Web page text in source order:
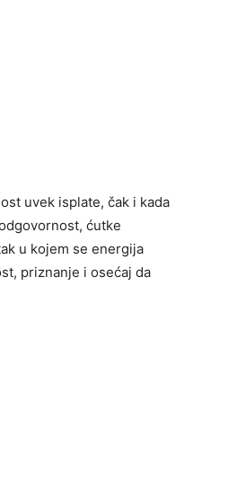
uvek isplate, čak i kada
ćutke
u kojem se energija
priznanje i osećaj da